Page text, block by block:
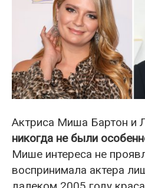
Актриса Миша Бартон и
никогда не были
Мише интереса не
воспринимала актера